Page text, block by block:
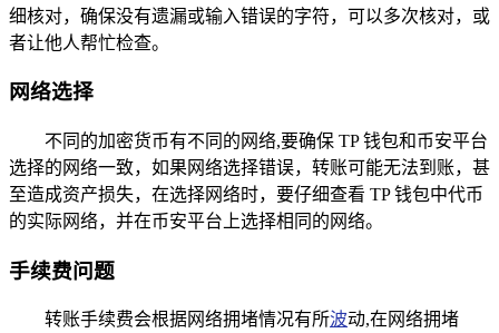
细核对，确保没有遗漏或输入错误的字符，可以多次核对，或
者让他人帮忙检查。
网络选择
不同的加密货币有不同的网络,要确保 TP 钱包和币安平台
选择的网络一致，如果网络选择错误，转账可能无法到账，甚
至造成资产损失，在选择网络时，要仔细查看 TP 钱包中代币
的实际网络，并在币安平台上选择相同的网络。
手续费问题
转账手续费会根据网络拥堵情况有所波动,在网络拥堵